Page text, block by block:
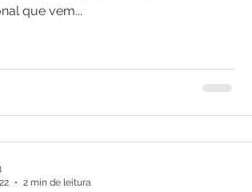
que vem...
2 min de leitura